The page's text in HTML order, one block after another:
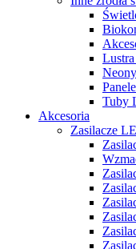
Neony
Tuby
Akcesoria
Zasilacze